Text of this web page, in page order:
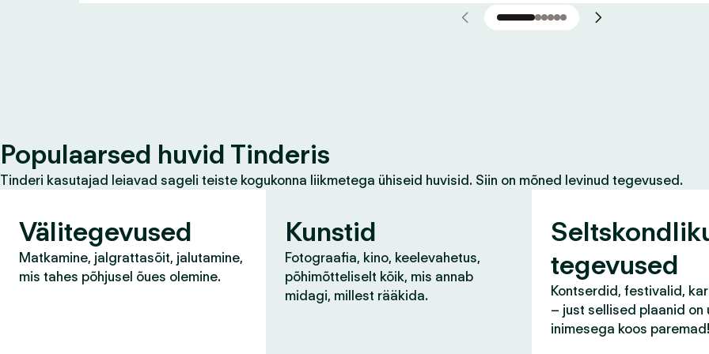
Populaarsed huvid Tinderis
Tinderi kasutajad leiavad sageli teiste kogukonna liikmetega ühiseid huvisid. Siin on mõned levinud tegevused.
Välitegevused
Matkamine, jalgrattasõit, jalutamine,
mis tahes põhjusel õues olemine.
Kunstid
Fotograafia, kino, keelevahetus,
põhimõtteliselt kõik, mis annab
midagi, millest rääkida.
tegevused
Kontserdid, festivalid,
– just sellised plaanid on
inimesega koos paremad!